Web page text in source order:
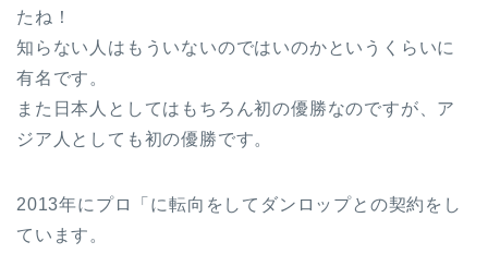
たね！
知らない人はもういないのではいのかというくらいに
有名です。
また日本人としてはもちろん初の優勝なのですが、ア
ジア人としても初の優勝です。
2013年にプロ「に転向をしてダンロップとの契約をし
ています。